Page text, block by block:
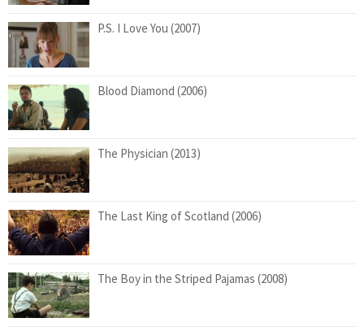
P.S. I Love You (2007)
Blood Diamond (2006)
The Physician (2013)
The Last King of Scotland (2006)
The Boy in the Striped Pajamas (2008)